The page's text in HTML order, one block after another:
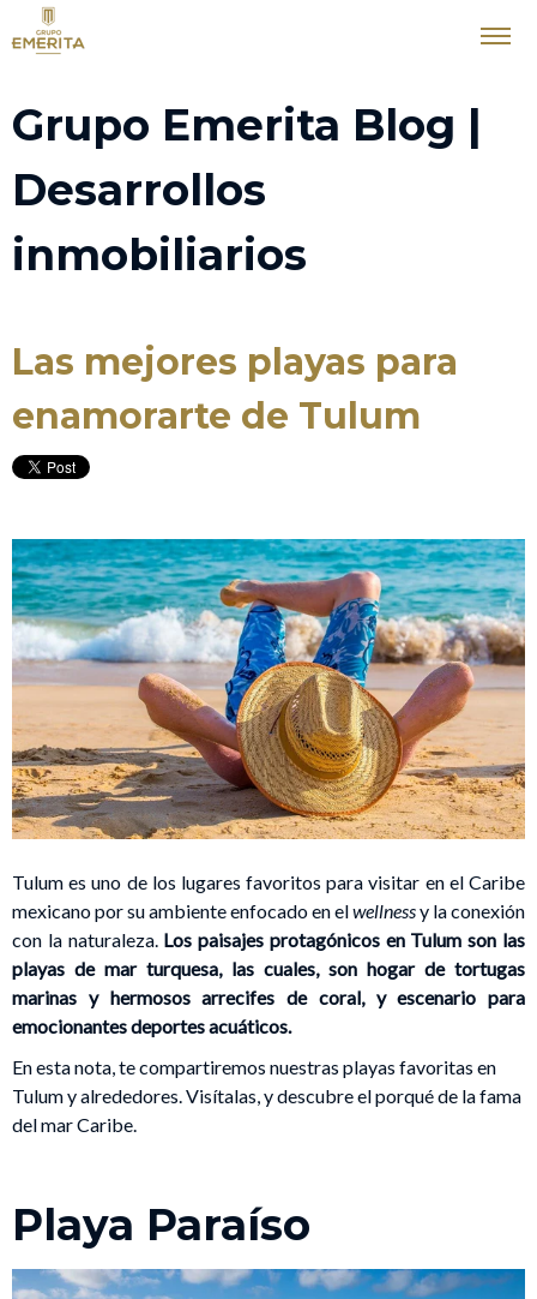
Grupo Emerita Blog |
Desarrollos
inmobiliarios
Las mejores playas para
enamorarte de Tulum
Tulum es uno de los lugares favoritos para visitar en el Caribe
mexicano por su ambiente enfocado en elwellnessy la conexión
con la naturaleza. Los paisajes protagónicos en Tulum son las
playas de mar turquesa, las cuales, son hogar de tortugas
marinas y hermosos arrecifes de coral, y escenario para
emocionantes deportes acuáticos.
En esta nota, te compartiremos nuestras playas favoritas en
Tulum y alrededores. Visítalas, y descubre el porqué de la fama
del mar Caribe.
Playa Paraíso